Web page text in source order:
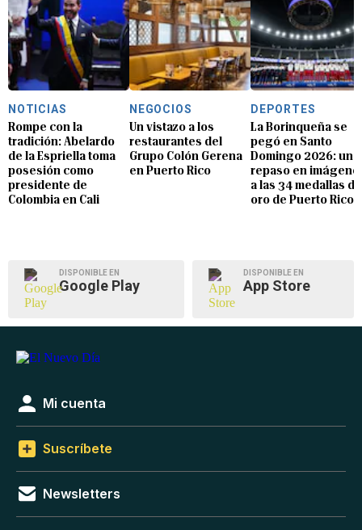
NOTICIAS
Rompe con la
tradición: Abelardo
de la Espriella toma
posesión como
presidente de
Colombia en Cali
NEGOCIOS
Un vistazo a los
restaurantes del
Grupo Colón Gerena
en Puerto Rico
DEPORTES
La Borinqueña se
pegó en Santo
Domingo 2026: un
repaso en
a las 34 medallas de
oro de Puerto Rico
DISPONIBLE EN
Google Play
DISPONIBLE EN
App Store
Mi cuenta
Suscríbete
Newsletters